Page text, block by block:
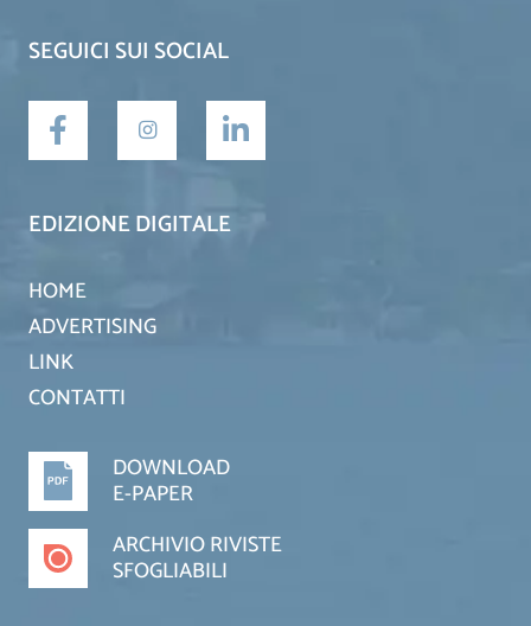
SEGUICI SUI SOCIAL
EDIZIONE DIGITALE
HOME
ADVERTISING
LINK
CONTATTI
DOWNLOAD
E-PAPER
ARCHIVIO RIVISTE
SFOGLIABILI